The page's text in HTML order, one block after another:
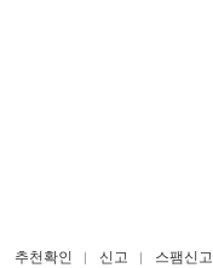
추천확인 신고 스팸신고